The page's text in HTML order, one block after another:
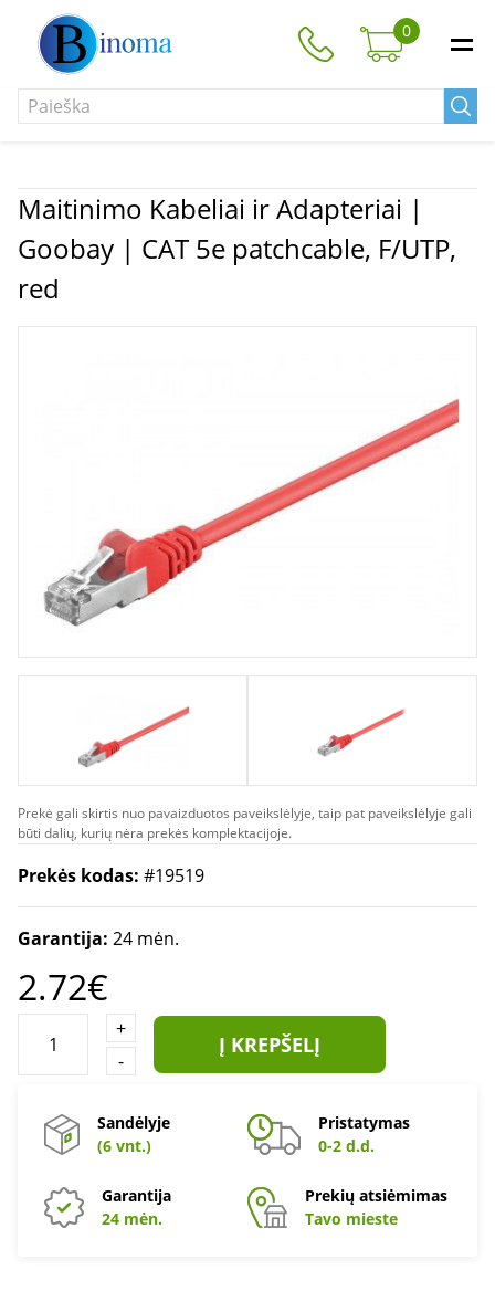
0
Maitinimo Kabeliai ir Adapteriai |
Goobay | CAT 5e patchcable, F/UTP,
red
Prekė gali skirtis nuo pavaizduotos paveikslėlyje, taip pat paveikslėlyje gali
būti dalių, kurių nėra prekės komplektacijoje.
Prekės kodas: #19519
Garantija: 24 mėn.
2.72€
+
-
Į KREPŠELĮ
Sandėlyje
(6 vnt.)
Pristatymas
0-2 d.d.
Garantija
24 mėn.
Prekių atsiėmimas
Tavo mieste